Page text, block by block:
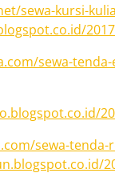
sewa-kursi-
sewa-
sewa-